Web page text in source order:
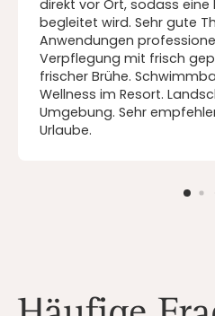
direkt vor Ort, sodass eine
begleitet wird. Sehr gute
Anwendungen
Verpflegung mit frisch
frischer Brühe.
Wellness im Resort.
Umgebung. Sehr
Urlaube.